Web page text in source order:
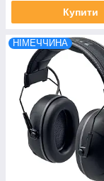
Купити
НІМЕЧЧИНА